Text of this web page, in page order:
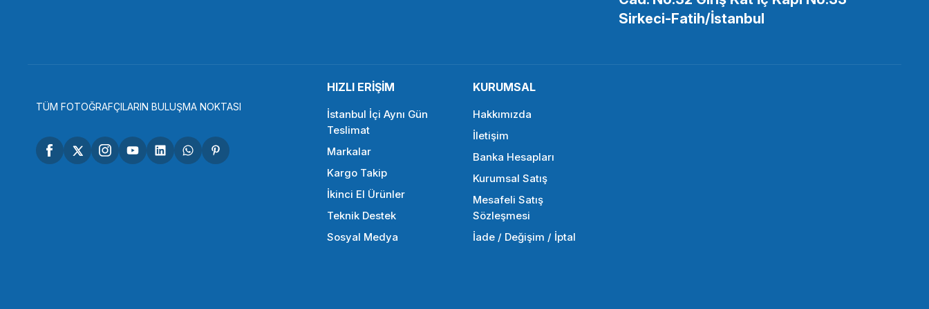
SEPETE EKLE
SMALLRİG SMALLRİG
SmallRig 4756 Kafes İçin Mini Yan Sap 1/4 Vidalı
2.583,90 TL
Sirkeci-Fatih/İstanbul
TÜM FOTOĞRAFÇILARIN BULUŞMA NOKTASI
HIZLI ERİŞİM
İstanbul İçi Aynı Gün
Teslimat
Markalar
Kargo Takip
İkinci El Ürünler
Teknik Destek
Sosyal Medya
KURUMSAL
Hakkımızda
İletişim
Banka Hesapları
Kurumsal Satış
Mesafeli Satış
Sözleşmesi
İade / Değişim / İptal